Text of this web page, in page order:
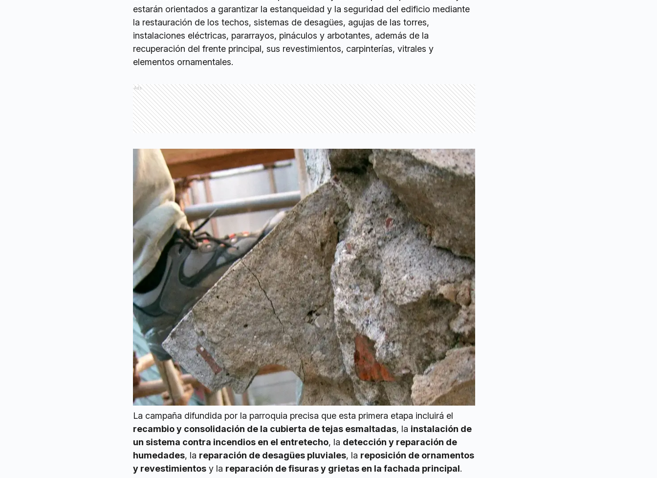
estarán orientados a garantizar la estanqueidad y la seguridad del edificio mediante
la restauración de los techos, sistemas de desagües, agujas de las torres,
instalaciones eléctricas, pararrayos, pináculos y arbotantes, además de la
recuperación del frente principal, sus revestimientos, carpinterías, vitrales y
elementos ornamentales.
Ads
La campaña difundida por la parroquia precisa que esta primera etapa incluirá el
recambio y consolidación de la cubierta de tejas esmaltadas, la instalación de
un sistema contra incendios en el entretecho, la detección y reparación de
humedades, la reparación de desagües pluviales, la reposición de ornamentos
y revestimientos y la reparación de fisuras y grietas en la fachada principal.